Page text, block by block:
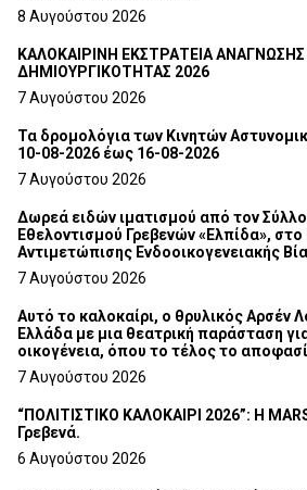
8 Αυγούστου 2026
ΚΑΛΟΚΑΙΡΙΝΗ ΕΚΣΤΡΑΤΕΙΑ ΑΝΑΓΝΩΣΗΣ
ΔΗΜΙΟΥΡΓΙΚΟΤΗΤΑΣ 2026
7 Αυγούστου 2026
Τα δρομολόγια των Κινητών
10-08-2026 έως 16-08-2026
7 Αυγούστου 2026
Δωρεά ειδών ιματισμού από τον
Εθελοντισμού Γρεβενών «Ελπίδα», στο
Αντιμετώπισης Ενδοοικογενειακής
Τμήματος Γρεβενών
7 Αυγούστου 2026
Αυτό το καλοκαίρι, ο θρυλικός Αρσέν
Ελλάδα με μια θεατρική παράσταση
οικογένεια, όπου το τέλος το
7 Αυγούστου 2026
“ΠΟΛΙΤΙΣΤΙΚΟ ΚΑΛΟΚΑΙΡΙ 2026”: Η
Γρεβενά.
6 Αυγούστου 2026